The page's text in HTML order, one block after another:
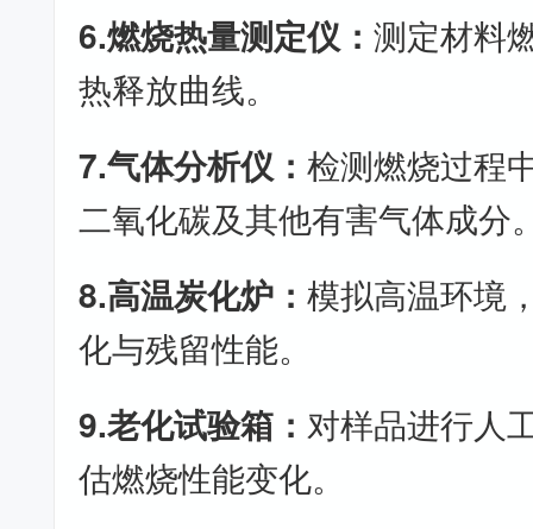
6.燃烧热量测定仪：测定材料
热释放曲线。
7.气体分析仪：检测燃烧过程
二氧化碳及其他有害气体成分
8.高温炭化炉：模拟高温环境
化与残留性能。
9.老化试验箱：对样品进行人
估燃烧性能变化。